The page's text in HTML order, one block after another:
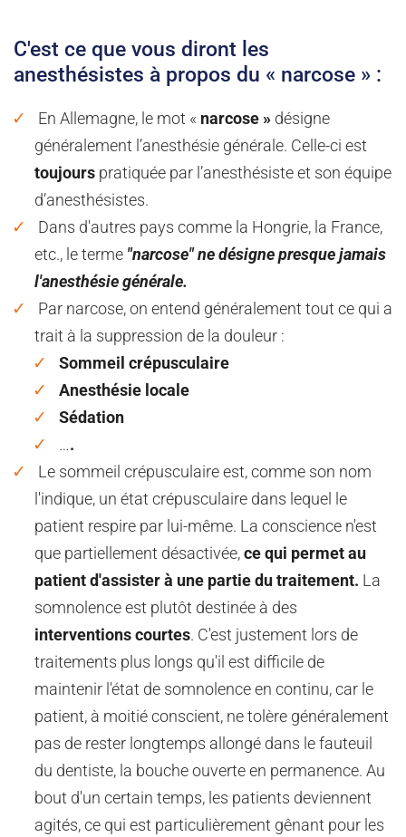
C'est ce que vous diront les
anesthésistes à propos du « narcose » :
En Allemagne, le mot « narcose »désigne
généralement l’anesthésie générale. Celle-ci est
toujourspratiquée par l’anesthésiste et son équipe
d’anesthésistes.
Dans d'autres pays comme la Hongrie, la France,
etc., le terme"narcose" ne désigne presque jamais
l'anesthésie générale.
Par narcose, on entend généralement tout ce qui a
trait à la suppression de la douleur :
Sommeil crépusculaire
Anesthésie locale
Sédation
….
Le sommeil crépusculaire est, comme son nom
l'indique, un état crépusculaire dans lequel le
patient respire par lui-même. La conscience n'est
que partiellement désactivée, ce qui permet au
patient d'assister à une partie du traitement. La
somnolence est plutôt destinée à des
interventions courtes. C'est justement lors de
traitements plus longs qu'il est difficile de
maintenir l'état de somnolence en continu, car le
patient, à moitié conscient, ne tolère généralement
pas de rester longtemps allongé dans le fauteuil
du dentiste, la bouche ouverte en permanence. Au
bout d'un certain temps, les patients deviennent
agités, ce qui est particulièrement gênant pour les